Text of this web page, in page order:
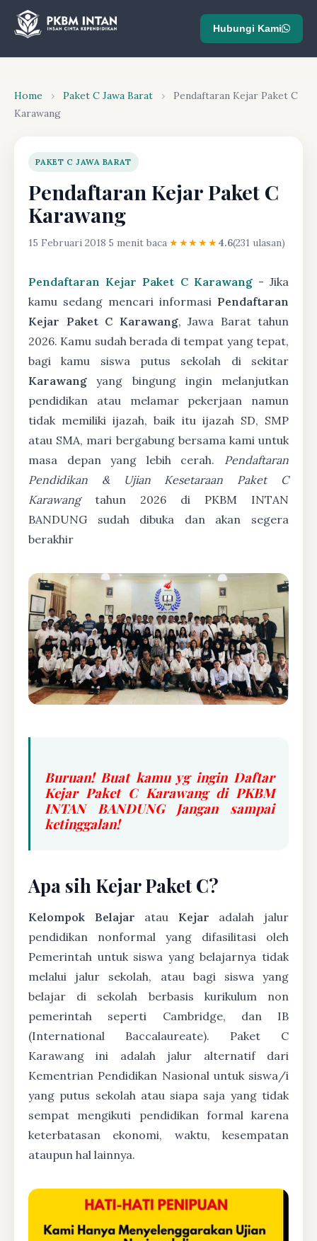
Hubungi Kami
Home › Paket C Jawa Barat ›
Pendaftaran Kejar Paket C
Karawang
PAKET C JAWA BARAT
Pendaftaran Kejar Paket C
Karawang
15 Februari 2018·5 menit baca·★★★★★4.6(231 ulasan)
Pendaftaran Kejar Paket C Karawang- Jika
kamu sedang mencari informasi Pendaftaran
Kejar Paket C Karawang, Jawa Barat tahun
2026. Kamu sudah berada di tempat yang tepat,
bagi kamu siswa putus sekolah di sekitar
Karawang yang bingung ingin melanjutkan
pendidikan atau melamar pekerjaan namun
tidak memiliki ijazah, baik itu ijazah SD, SMP
atau SMA, mari bergabung bersama kami untuk
masa depan yang lebih cerah. Pendaftaran
Pendidikan & Ujian Kesetaraan Paket C
Karawangtahun 2026 di PKBM INTAN
BANDUNG sudah dibuka dan akan segera
berakhir
Buruan! Buat kamu yg ingin Daftar
Kejar Paket C Karawang di PKBM
INTAN BANDUNG Jangan sampai
ketinggalan!
Apa sih Kejar Paket C?
Kelompok Belajar atau Kejar adalah jalur
pendidikan nonformal yang difasilitasi oleh
Pemerintah untuk siswa yang belajarnya tidak
melalui jalur sekolah, atau bagi siswa yang
belajar di sekolah berbasis kurikulum non
pemerintah seperti Cambridge, dan IB
(International Baccalaureate). Paket C
Karawang ini adalah jalur alternatif dari
Kementrian Pendidikan Nasional untuk siswa/i
yang putus sekolah atau siapa saja yang tidak
sempat mengikuti pendidikan formal karena
keterbatasan ekonomi, waktu, kesempatan
ataupun hal lainnya.